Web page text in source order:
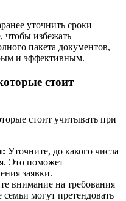
уточнить сроки
чтобы избежать
пакета документов,
и эффективным.
стоит
стоит учитывать при
Уточните, до какого числа
Это поможет
заявки.
внимание на требования
могут претендовать